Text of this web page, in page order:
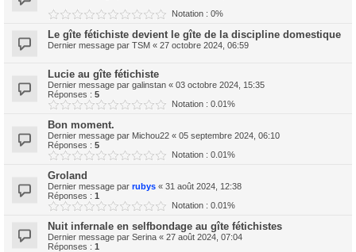
Notation : 0%
Le gîte fétichiste devient le gîte de la discipline domestique
Dernier message par TSM « 27 octobre 2024, 06:59
Lucie au gîte fétichiste
Dernier message par galinstan « 03 octobre 2024, 15:35
Réponses : 5
Notation : 0.01%
Bon moment.
Dernier message par Michou22 « 05 septembre 2024, 06:10
Réponses : 5
Notation : 0.01%
Groland
Dernier message par rubys « 31 août 2024, 12:38
Réponses : 1
Notation : 0.01%
Nuit infernale en selfbondage au gîte fétichistes
Dernier message par Serina « 27 août 2024, 07:04
Réponses : 1